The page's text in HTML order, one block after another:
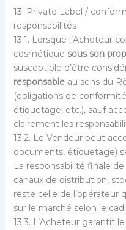
13. Private Label /
responsabilités
13.1. Lorsque l’Acheteur
cosmétique sous son
susceptible d’être
responsableau sens du
(obligations de
étiquetage, etc.), sauf
clairement les
13.2. Le Vendeur peut
documents, étiquetage)
La responsabilité finale
canaux de distribution,
reste celle de l’opérateur
sur le marché selon le
13.3. L’Acheteur garantit